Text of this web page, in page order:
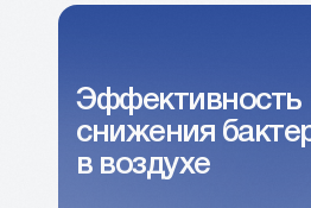
Эффективность
снижения
в воздухе